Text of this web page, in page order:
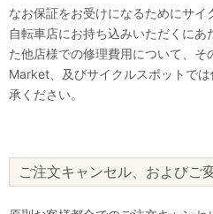
なお保証をお受けになるためにサ
自転車店にお持ち込みいただくにあ
た他店様での修理費用について、そ
Market、及びサイクルスポットで
承ください。
ご注文キャンセル、およびご